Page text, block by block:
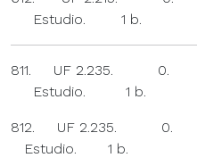
Estudio. 1 b.
811. UF 2.235. 0.
Estudio. 1 b.
812. UF 2.235. 0.
Estudio. 1 b.